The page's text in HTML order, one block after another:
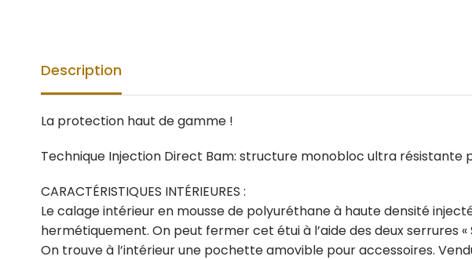
Description
La protection haut de gamme !
Technique Injection Direct Bam: structure monobloc ultra
CARACTÉRISTIQUES INTÉRIEURES :
Le calage intérieur en mousse de polyuréthane à haute densité
hermétiquement. On peut fermer cet étui à l’aide des deux serrures «
On trouve à l’intérieur une pochette amovible pour accessoires.